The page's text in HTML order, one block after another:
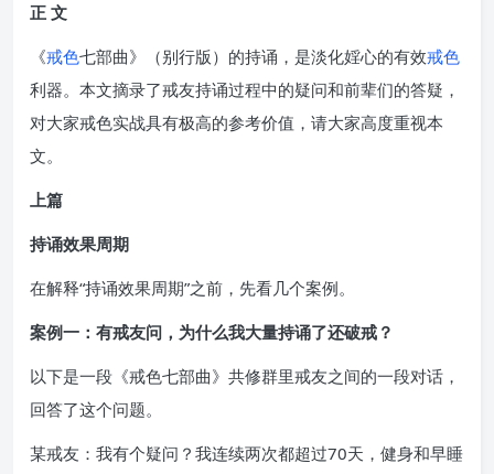
正 文
《戒色七部曲》（别行版）的持诵，是淡化婬心的有效戒色
利器。本文摘录了戒友持诵过程中的疑问和前辈们的答疑，
对大家戒色实战具有极高的参考价值，请大家高度重视本
文。
上篇
持诵效果周期
在解释“持诵效果周期”之前，先看几个案例。
案例一：有戒友问，为什么我大量持诵了还破戒？
以下是一段《戒色七部曲》共修群里戒友之间的一段对话，
回答了这个问题。
某戒友：我有个疑问？我连续两次都超过70天，健身和早睡